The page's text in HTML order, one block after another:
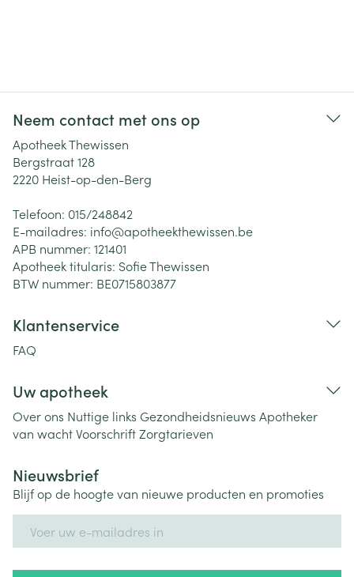
Neem contact met ons op
Apotheek Thewissen
Bergstraat 128
2220 Heist-op-den-Berg
Telefoon: 015/248842
E-mailadres: info@apotheekthewissen.be
APB nummer: 121401
Apotheek titularis: Sofie Thewissen
BTW nummer: BE0715803877
Klantenservice
FAQ
Uw apotheek
Over ons Nuttige links Gezondheidsnieuws Apotheker
van wachtVoorschriftZorgtarieven
Nieuwsbrief
Blijf op de hoogte van nieuwe producten en promoties